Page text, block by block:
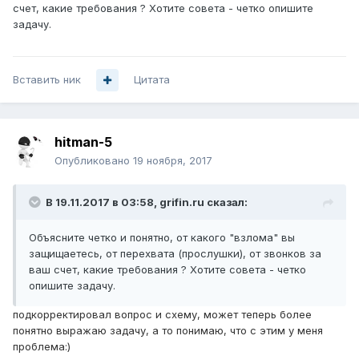
счет, какие требования ? Хотите совета - четко опишите
задачу.
Вставить ник Цитата
hitman-5
Опубликовано 19 ноября, 2017
В 19.11.2017 в 03:58, grifin.ru сказал:
Объясните четко и понятно, от какого "взлома" вы
защищаетесь, от перехвата (прослушки), от звонков за
ваш счет, какие требования ? Хотите совета - четко
опишите задачу.
подкорректировал вопрос и схему, может теперь более
понятно выражаю задачу, а то понимаю, что с этим у меня
проблема:)